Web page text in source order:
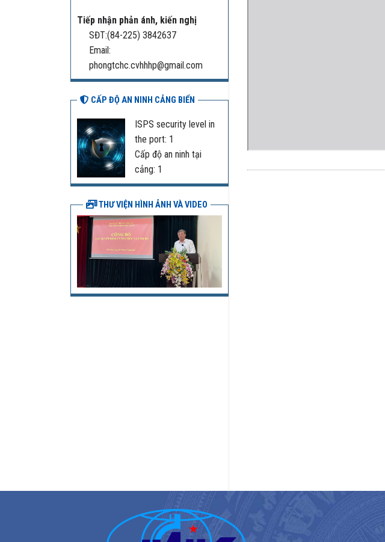
Tiếp nhận phản ánh, kiến nghị
SĐT:(84-225) 3842637
Email:
phongtchc.cvhhhp@gmail.com
CẤP ĐỘ AN NINH CẢNG BIỂN
ISPS security level in
the port: 1
Cấp độ an ninh tại
cảng: 1
THƯ VIỆN HÌNH ẢNH VÀ VIDEO